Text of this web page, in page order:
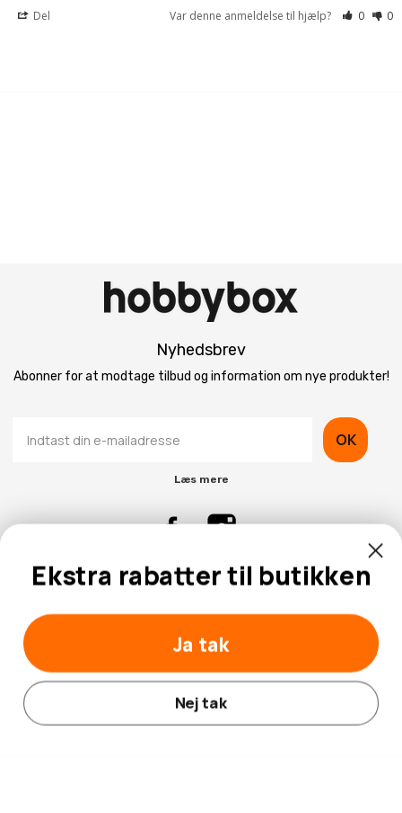
Del Var denne anmeldelse til hjælp? 0 0
Nyhedsbrev
Abonner for at modtage tilbud og information om nye produkter!
OK
Læs mere
Kontaktinformation
Kundeservice
Ekstra rabatter til butikken
Ja tak
Nej tak